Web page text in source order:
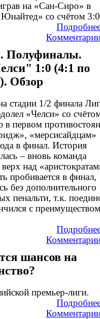
на «Сан-Сиро» в
со счётом
Полуфиналы.
1:0 (4:1 по
Обзор
стадии 1/2 финала
«Челси» со
первом
«мерсисайдцам»
в финал. История
– вновь команда
над
пробивается в финал,
без дополнительного
пенальти, т.к.
с преимуществом
шансов на
премьер-лиги.